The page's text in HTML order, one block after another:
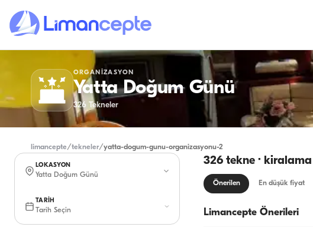
ORGANIZASYON
Yatta Doğum Günü
326 Tekneler
limancepte/tekneler/yatta-dogum-gunu-organizasyonu-2
LOKASYON
Yatta Doğum Günü
TARİH
Tarih Seçin
326 tekne ·
Önerilen En düşük fiyat
Limancepte Önerileri